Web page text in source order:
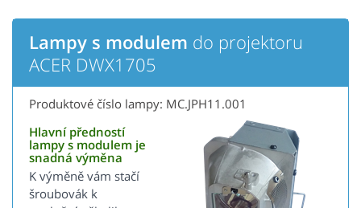
Lampy s modulem do projektoru
ACER DWX1705
Produktové číslo lampy: MC.JPH11.001
Hlavní předností
lampy s modulem je
snadná výměna
K výměně vám stačí
šroubovák k